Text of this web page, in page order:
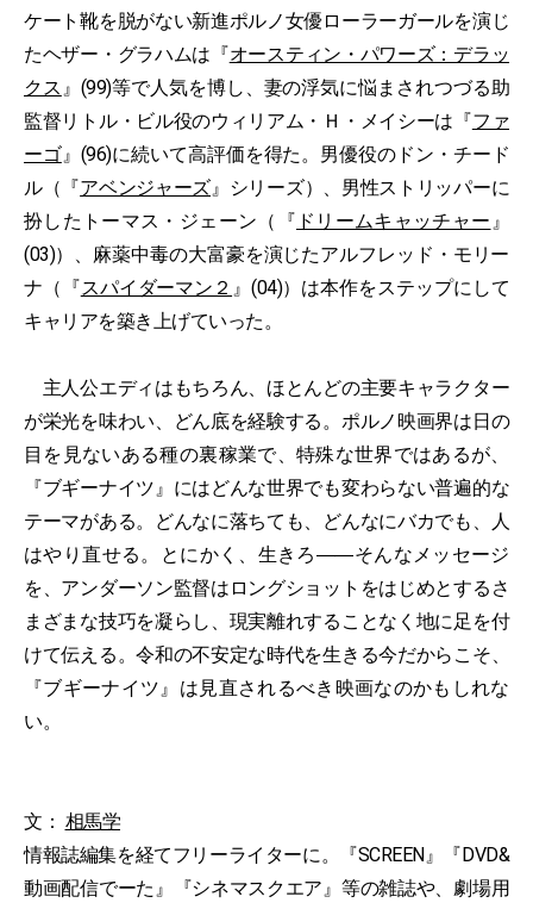
ケート靴を脱がない新進ポルノ女優ローラーガールを演じ
たヘザー・グラハムは『オースティン・パワーズ：デラッ
クス 』(99)等で人気を博し、妻の浮気に悩まされつづる助
監督リトル・ビル役のウィリアム・Ｈ・メイシーは『ファ
ーゴ』(96)に続いて高評価を得た。男優役のドン・チード
ル（『アベンジャーズ』シリーズ）、男性ストリッパーに
扮したトーマス・ジェーン（『 ドリームキャッチャー 』
(03)）、麻薬中毒の大富豪を演じたアルフレッド・モリー
ナ（『スパイダーマン２ 』(04)）は本作をステップにして
キャリアを築き上げていった。
主人公エディはもちろん、ほとんどの主要キャラクター
が栄光を味わい、どん底を経験する。ポルノ映画界は日の
目を見ないある種の裏稼業で、特殊な世界ではあるが、
『ブギーナイツ』にはどんな世界でも変わらない普遍的な
テーマがある。どんなに落ちても、どんなにバカでも、人
はやり直せる。とにかく、生きろ――そんなメッセージ
を、アンダーソン監督はロングショットをはじめとするさ
まざまな技巧を凝らし、現実離れすることなく地に足を付
けて伝える。令和の不安定な時代を生きる今だからこそ、
『ブギーナイツ』は見直されるべき映画なのかもしれな
い。
文： 相馬学
情報誌編集を経てフリーライターに。『SCREEN』『DVD&
動画配信でーた』『シネマスクエア』等の雑誌や、劇場用